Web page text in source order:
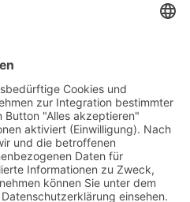
Twitter
WhatsApp Telegram
Email